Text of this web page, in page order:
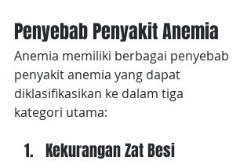
Penyebab Penyakit Anemia
Anemia memiliki berbagai penyebab
penyakit anemia yang dapat
diklasifikasikan ke dalam tiga
kategori utama:
Kekurangan Zat Besi